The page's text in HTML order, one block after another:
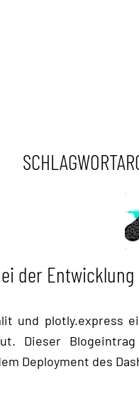
der
und plotly.express
Dieser
Deployment des